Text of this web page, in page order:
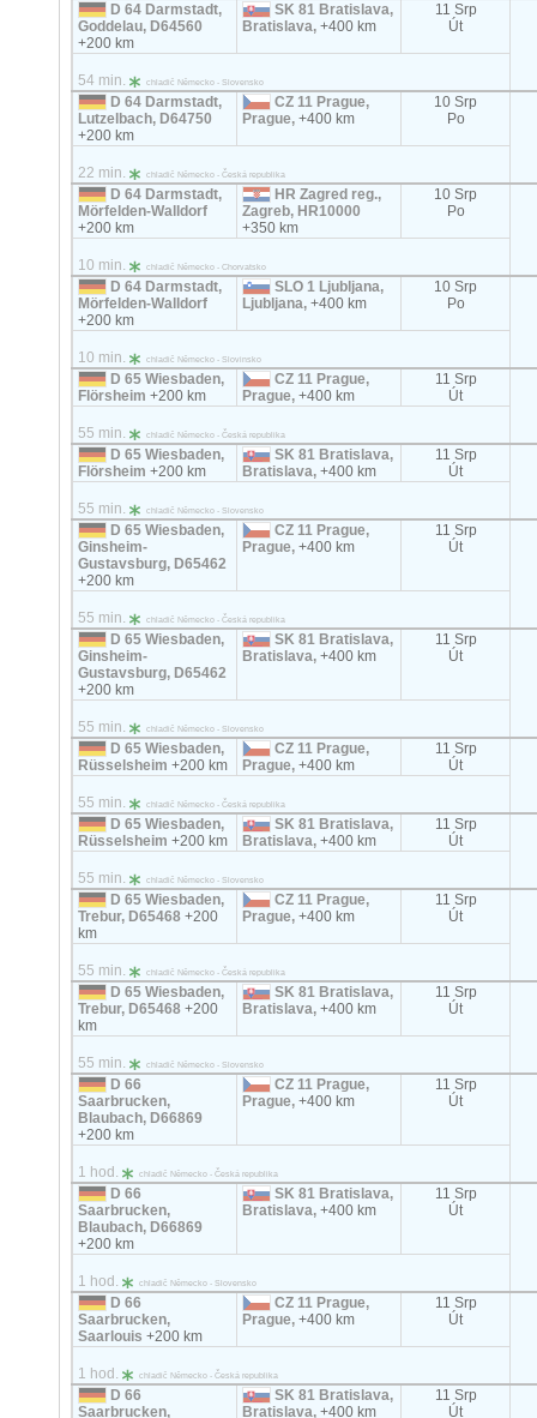
D 64 Darmstadt,
Goddelau, D64560
+200 km
SK 81 Bratislava,
Bratislava,+400 km
11 Srp
Út
54 min. chladič Německo - Slovensko
D 64 Darmstadt,
Lutzelbach, D64750
+200 km
CZ 11 Prague,
Prague,+400 km
10 Srp
Po
22 min. chladič Německo - Česká republika
D 64 Darmstadt,
Mörfelden-Walldorf
+200 km
HR Zagred reg.,
Zagreb, HR10000
+350 km
10 Srp
Po
10 min. chladič Německo - Chorvatsko
D 64 Darmstadt,
Mörfelden-Walldorf
+200 km
SLO 1 Ljubljana,
Ljubljana,+400 km
10 Srp
Po
10 min. chladič Německo - Slovinsko
D 65 Wiesbaden,
Flörsheim+200 km
CZ 11 Prague,
Prague,+400 km
11 Srp
Út
55 min. chladič Německo - Česká republika
D 65 Wiesbaden,
Flörsheim+200 km
SK 81 Bratislava,
Bratislava,+400 km
11 Srp
Út
55 min. chladič Německo - Slovensko
D 65 Wiesbaden,
Ginsheim-
Gustavsburg, D65462
+200 km
CZ 11 Prague,
Prague,+400 km
11 Srp
Út
55 min. chladič Německo - Česká republika
D 65 Wiesbaden,
Ginsheim-
Gustavsburg, D65462
+200 km
SK 81 Bratislava,
Bratislava,+400 km
11 Srp
Út
55 min. chladič Německo - Slovensko
D 65 Wiesbaden,
Rüsselsheim+200 km
CZ 11 Prague,
Prague,+400 km
11 Srp
Út
55 min. chladič Německo - Česká republika
D 65 Wiesbaden,
Rüsselsheim+200 km
SK 81 Bratislava,
Bratislava,+400 km
11 Srp
Út
55 min. chladič Německo - Slovensko
D 65 Wiesbaden,
Trebur, D65468+200
km
CZ 11 Prague,
Prague,+400 km
11 Srp
Út
55 min. chladič Německo - Česká republika
D 65 Wiesbaden,
Trebur, D65468+200
km
SK 81 Bratislava,
Bratislava,+400 km
11 Srp
Út
55 min. chladič Německo - Slovensko
D 66
Saarbrucken,
Blaubach, D66869
+200 km
CZ 11 Prague,
Prague,+400 km
11 Srp
Út
1 hod. chladič Německo - Česká republika
D 66
Saarbrucken,
Blaubach, D66869
+200 km
SK 81 Bratislava,
Bratislava,+400 km
11 Srp
Út
1 hod. chladič Německo - Slovensko
D 66
Saarbrucken,
Saarlouis+200 km
CZ 11 Prague,
Prague,+400 km
11 Srp
Út
1 hod. chladič Německo - Česká republika
D 66
Saarbrucken,
SK 81 Bratislava,
Bratislava,+400 km
11 Srp
Út